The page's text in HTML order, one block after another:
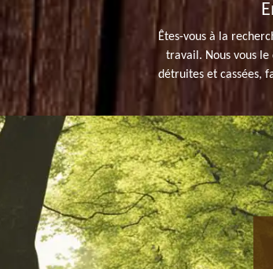
Êtes-vous à la
travail. Nous vous le
détruites et cassées,
JH ELAGAGE